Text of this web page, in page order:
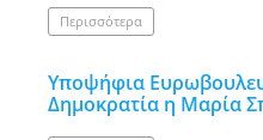
Περισσότερα
Υποψήφια
Δημοκρατία η Μαρία